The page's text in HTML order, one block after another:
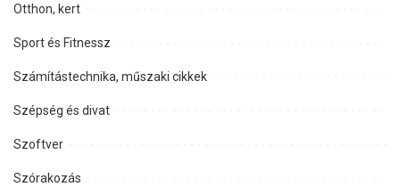
Otthon, kert
Sport és Fitnessz
Számítástechnika, műszaki cikkek
Szépség és divat
Szoftver
Szórakozás